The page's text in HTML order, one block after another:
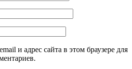
и адрес сайта в этом браузере для